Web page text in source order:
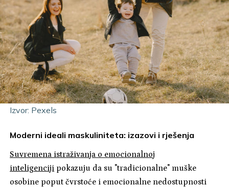
Izvor: Pexels
Moderni ideali maskuliniteta: izazovi i rješenja
Suvremena istraživanja o emocionalnoj
inteligenciji pokazuju da su "tradicionalne" muške
osobine poput čvrstoće i emocionalne nedostupnosti